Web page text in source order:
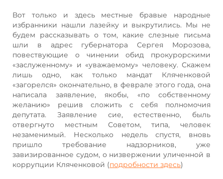
Вот только и здесь местные бравые народные
избранники нашли лазейку и выкрутились. Мы не
будем рассказывать о том, какие слезные письма
шли в адрес губернатора Сергея Морозова,
повествующие о чинении обид прокурорскими
«заслуженному» и «уважаемому» человеку. Скажем
лишь одно, как только мандат Кляченковой
«загорелся» окончательно, в феврале этого года, она
написала заявление, якобы, «по собственному
желанию» решив сложить с себя полномочия
депутата. Заявление сие, естественно, быль
отвергнуто местным Советом, типа, человек
незаменимый. Несколько недель спустя, вновь
пришло требование надзорников, уже
завизированное судом, о низвержении уличенной в
коррупции Кляченковой (подробности здесь)